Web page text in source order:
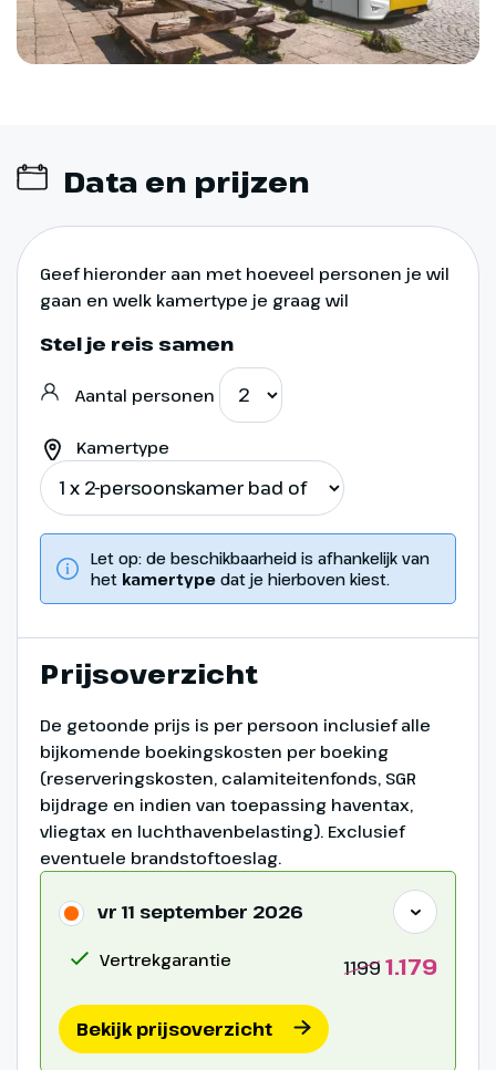
Data en prijzen
Geef hieronder aan met hoeveel personen je wil
gaan en welk kamertype je graag wil
Stel je reis samen
Aantal personen
Kamertype
Let op: de beschikbaarheid is afhankelijk van
het kamertype dat je hierboven kiest.
Prijsoverzicht
De getoonde prijs is per persoon inclusief alle
bijkomende boekingskosten per boeking
(reserveringskosten, calamiteitenfonds, SGR
bijdrage en indien van toepassing haventax,
vliegtax en luchthavenbelasting). Exclusief
eventuele brandstoftoeslag.
vr 11 september 2026
Vertrekgarantie 1199 1.179
Bekijk prijsoverzicht